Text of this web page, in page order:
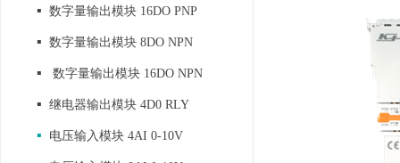
▪ 数字量输出模块 16DO PNP
▪ 数字量输出模块 8DO NPN
▪ 数字量输出模块 16DO NPN
▪ 继电器输出模块 4D0 RLY
▪ 电压输入模块 4AI 0-10V